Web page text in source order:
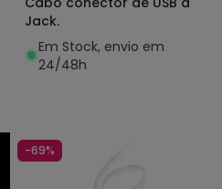
Jack.
Em Stock, envio em
24/48h
-69%